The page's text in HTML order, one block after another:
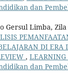
dan
Gersul Limba,
DI ERA
,
dan